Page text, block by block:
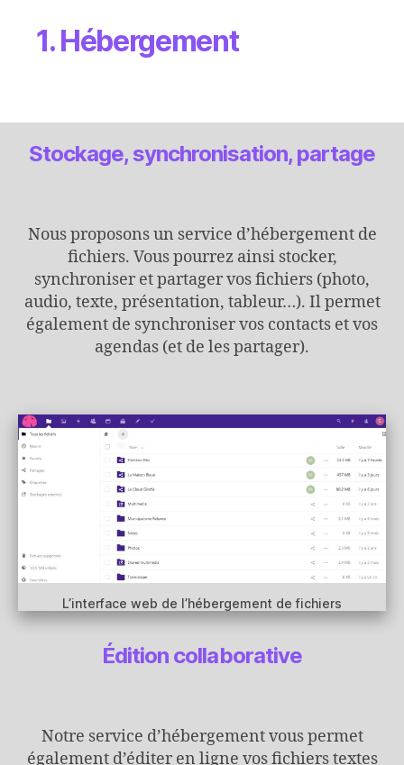
1. Hébergement
Stockage, synchronisation, partage
Nous proposons un service d’hébergement de
fichiers. Vous pourrez ainsi stocker,
synchroniser et partager vos fichiers (photo,
audio, texte, présentation, tableur…). Il permet
également de synchroniser vos contacts et vos
agendas (et de les partager).
L’interface web de l’hébergement de fichiers
Édition collaborative
Notre service d’hébergement vous permet
également d’éditer en ligne vos fichiers textes